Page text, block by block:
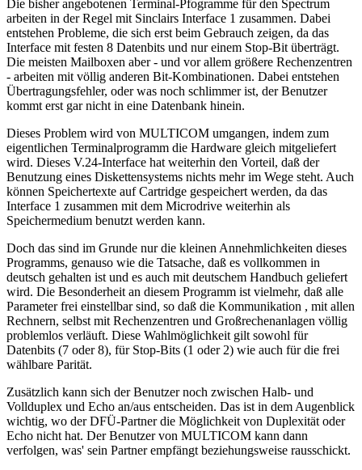
Die bisher angebotenen Terminal-Pfogramme für den Spectrum
arbeiten in der Regel mit Sinclairs Interface 1 zusammen. Dabei
entstehen Probleme, die sich erst beim Gebrauch zeigen, da das
Interface mit festen 8 Datenbits und nur einem Stop-Bit überträgt.
Die meisten Mailboxen aber - und vor allem größere Rechenzentren
- arbeiten mit völlig anderen Bit-Kombinationen. Dabei entstehen
Übertragungsfehler, oder was noch schlimmer ist, der Benutzer
kommt erst gar nicht in eine Datenbank hinein.
Dieses Problem wird von MULTICOM umgangen, indem zum
eigentlichen Terminalprogramm die Hardware gleich mitgeliefert
wird. Dieses V.24-Interface hat weiterhin den Vorteil, daß der
Benutzung eines Diskettensystems nichts mehr im Wege steht. Auch
können Speichertexte auf Cartridge gespeichert werden, da das
Interface 1 zusammen mit dem Microdrive weiterhin als
Speichermedium benutzt werden kann.
Doch das sind im Grunde nur die kleinen Annehmlichkeiten dieses
Programms, genauso wie die Tatsache, daß es vollkommen in
deutsch gehalten ist und es auch mit deutschem Handbuch geliefert
wird. Die Besonderheit an diesem Programm ist vielmehr, daß alle
Parameter frei einstellbar sind, so daß die Kommunikation , mit allen
Rechnern, selbst mit Rechenzentren und Großrechenanlagen völlig
problemlos verläuft. Diese Wahlmöglichkeit gilt sowohl für
Datenbits (7 oder 8), für Stop-Bits (1 oder 2) wie auch für die frei
wählbare Parität.
Zusätzlich kann sich der Benutzer noch zwischen Halb- und
Vollduplex und Echo an/aus entscheiden. Das ist in dem Augenblick
wichtig, wo der DFÜ-Partner die Möglichkeit von Duplexität oder
Echo nicht hat. Der Benutzer von MULTICOM kann dann
verfolgen, was' sein Partner empfängt beziehungsweise rausschickt.